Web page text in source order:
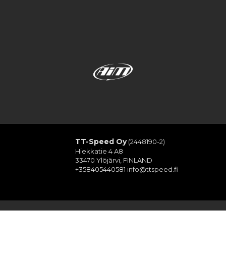
TT-Speed Oy(2448190-2)
Hiekkatie 4 A8
33470 Ylöjärvi, FINLAND
+358405440581 info@ttspeed.fi